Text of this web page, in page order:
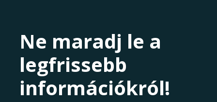
Ne maradj le a
legfrissebb
információkról!